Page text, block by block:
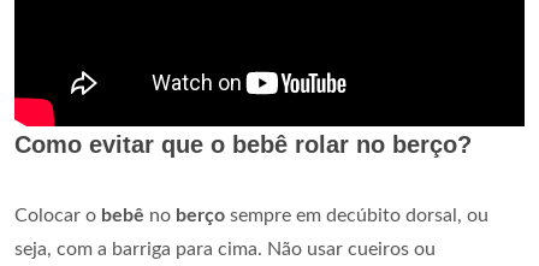
Como evitar que o bebê rolar no berço?
Colocar o bebê no berço sempre em decúbito dorsal, ou
seja, com a barriga para cima. Não usar cueiros ou